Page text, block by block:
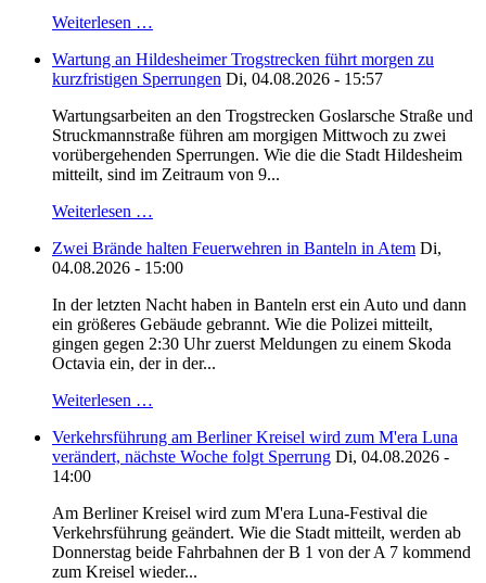
Weiterlesen …
Wartung an Hildesheimer Trogstrecken führt morgen zu
kurzfristigen Sperrungen Di, 04.08.2026 - 15:57
Wartungsarbeiten an den Trogstrecken Goslarsche Straße und
Struckmannstraße führen am morgigen Mittwoch zu zwei
vorübergehenden Sperrungen. Wie die die Stadt Hildesheim
mitteilt, sind im Zeitraum von 9...
Weiterlesen …
Zwei Brände halten Feuerwehren in Banteln in Atem Di,
04.08.2026 - 15:00
In der letzten Nacht haben in Banteln erst ein Auto und dann
ein größeres Gebäude gebrannt. Wie die Polizei mitteilt,
gingen gegen 2:30 Uhr zuerst Meldungen zu einem Skoda
Octavia ein, der in der...
Weiterlesen …
Verkehrsführung am Berliner Kreisel wird zum M'era Luna
verändert, nächste Woche folgt Sperrung Di, 04.08.2026 -
14:00
Am Berliner Kreisel wird zum M'era Luna-Festival die
Verkehrsführung geändert. Wie die Stadt mitteilt, werden ab
Donnerstag beide Fahrbahnen der B 1 von der A 7 kommend
zum Kreisel wieder...